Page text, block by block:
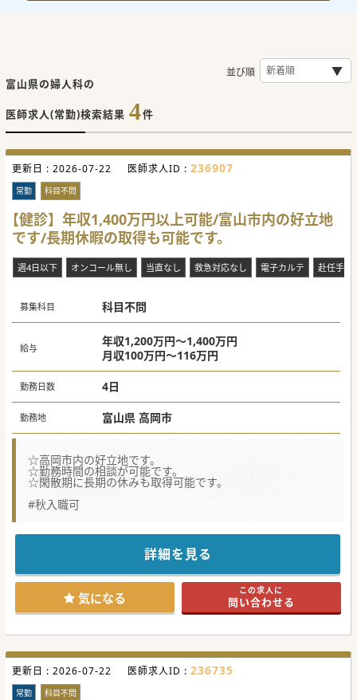
富山県の婦人科の
医師求人(常勤)検索結果 4件
並び順
更新日 : 2026-07-22 医師求人ID : 236907
常勤 科目不問
【健診】年収1,400万円以上可能/富山市内の好立地
です/長期休暇の取得も可能です。
週4日以下 オンコール無し 当直なし 救急対応なし 電子カルテ 赴任手当
募集科目 科目不問
給与
年収1,200万円～1,400万円
月収100万円～116万円
勤務日数 4日
勤務地 富山県 高岡市
☆高岡市内の好立地です。
☆勤務時間の相談が可能です。
☆閑散期に長期の休みも取得可能です。
#秋入職可
詳細を見る
気になる この求人に
問い合わせる
更新日 : 2026-07-22 医師求人ID : 236735
常勤 科目不問